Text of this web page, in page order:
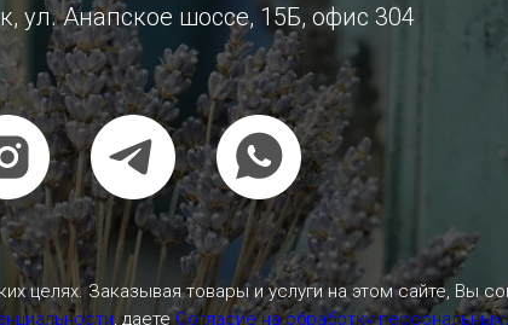
ул. Анапское шоссе, 15Б, офис 304
целях. Заказывая товары и услуги на этом сайте, Вы
, даетеСогласие на обработку персональных